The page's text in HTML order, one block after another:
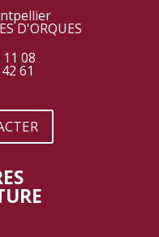
D'ORQUES
08
61